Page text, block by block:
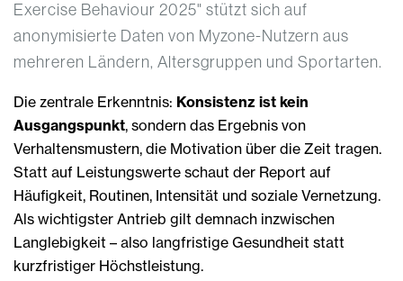
Exercise Behaviour 2025" stützt sich auf
anonymisierte Daten von Myzone-Nutzern aus
mehreren Ländern, Altersgruppen und Sportarten.
Die zentrale Erkenntnis: Konsistenz ist kein
Ausgangspunkt, sondern das Ergebnis von
Verhaltensmustern, die Motivation über die Zeit tragen.
Statt auf Leistungswerte schaut der Report auf
Häufigkeit, Routinen, Intensität und soziale Vernetzung.
Als wichtigster Antrieb gilt demnach inzwischen
Langlebigkeit – also langfristige Gesundheit statt
kurzfristiger Höchstleistung.